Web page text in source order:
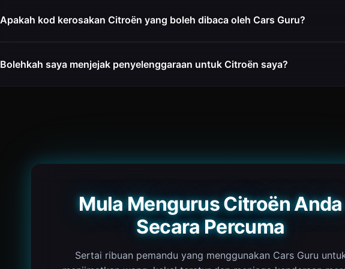
Apakah kod kerosakan Citroën yang boleh dibaca oleh Cars Guru?
Bolehkah saya menjejak penyelenggaraan untuk Citroën saya?
Mula Mengurus Citroën Anda
Secara Percuma
Sertai ribuan pemandu yang menggunakan Cars Guru